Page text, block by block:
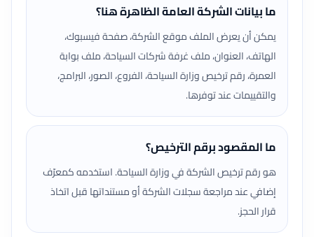
ما بيانات الشركة العامة الظاهرة هنا؟
يمكن أن يعرض الملف موقع الشركة، صفحة فيسبوك،
الهاتف، العنوان، ملف غرفة شركات السياحة، ملف بوابة
العمرة، رقم ترخيص وزارة السياحة، الفروع، الصور، البرامج،
والتقييمات عند توفرها.
ما المقصود برقم الترخيص؟
هو رقم ترخيص الشركة في وزارة السياحة. استخدمه كمعرّف
إضافي عند مراجعة سجلات الشركة أو مستنداتها قبل اتخاذ
قرار الحجز.